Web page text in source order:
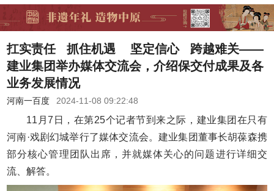
扛实责任 抓住机遇 坚定信心 跨越难关——
建业集团举办媒体交流会，介绍保交付成果及各
业务发展情况
河南一百度 2024-11-08 09:22:48
11月7日，在第25个记者节到来之际，建业集团在只有
河南·戏剧幻城举行了媒体交流会。建业集团董事长胡葆森携
部分核心管理团队出席，并就媒体关心的问题进行详细交
流、解答。